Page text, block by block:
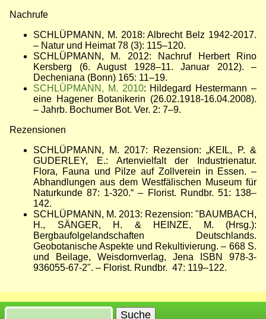
Nachrufe
SCHLÜPMANN, M. 2018: Albrecht Belz 1942-2017.
– Natur und Heimat 78 (3): 115–120.
SCHLÜPMANN, M. 2012: Nachruf Herbert Rino
Kersberg (6. August 1928–11. Januar 2012). –
Decheniana (Bonn) 165: 11–19.
SCHLÜPMANN, M. 2010: Hildegard Hestermann –
eine Hagener Botanikerin (26.02.1918-16.04.2008).
– Jahrb. Bochumer Bot. Ver. 2: 7–9.
Rezensionen
SCHLÜPMANN, M. 2017: Rezension: „KEIL, P. &
GUDERLEY, E.: Artenvielfalt der Industrienatur.
Flora, Fauna und Pilze auf Zollverein in Essen. –
Abhandlungen aus dem Westfälischen Museum für
Naturkunde 87: 1-320.“ – Florist. Rundbr. 51: 138–
142.
SCHLÜPMANN, M. 2013: Rezension: "BAUMBACH,
H., SÄNGER, H. & HEINZE, M. (Hrsg.):
Bergbaufolgelandschaften Deutschlands.
Geobotanische Aspekte und Rekultivierung. – 668 S.
und Beilage, Weisdornverlag, Jena ISBN 978-3-
936055-67-2". – Florist. Rundbr. 47: 119–122.
Suche